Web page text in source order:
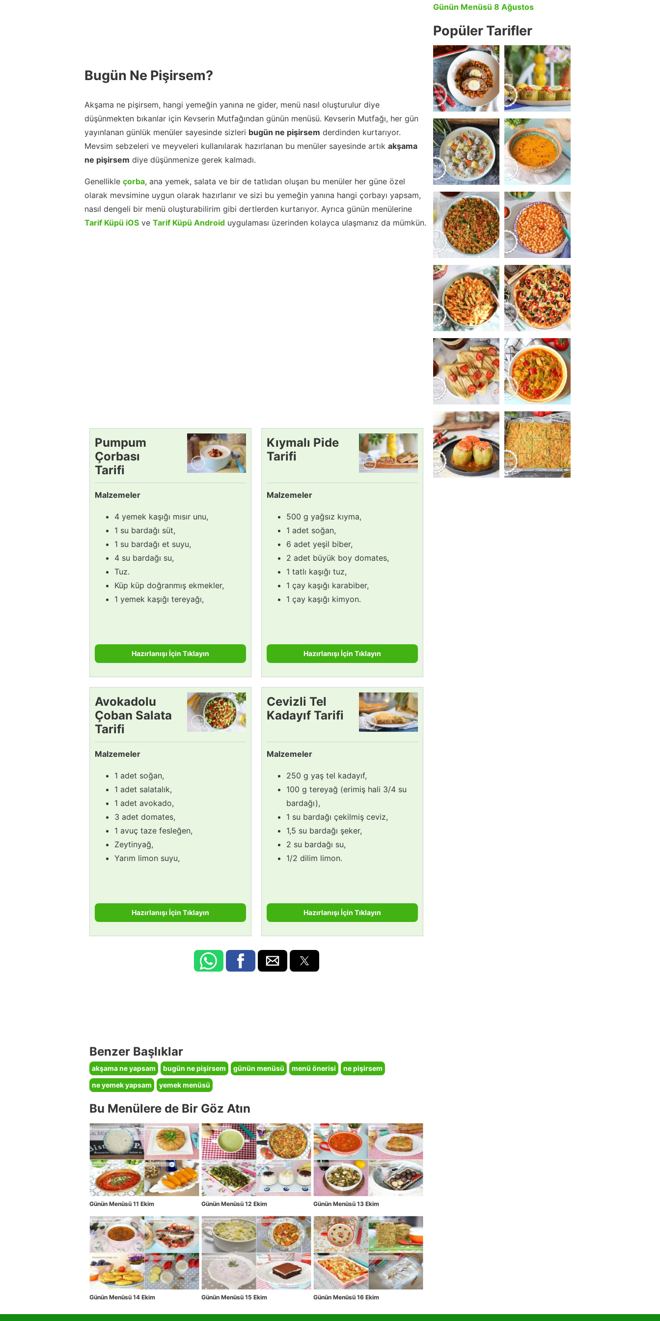
Bugün Ne Pişirsem?
Akşama ne pişirsem, hangi yemeğin yanına ne gider, menü nasıl oluşturulur diye
düşünmekten bıkanlar için Kevserin Mutfağından günün menüsü. Kevserin Mutfağı, her gün
yayınlanan günlük menüler sayesinde sizleri bugün ne pişirsem derdinden kurtarıyor.
Mevsim sebzeleri ve meyveleri kullanılarak hazırlanan bu menüler sayesinde artık akşama
ne pişirsem diye düşünmenize gerek kalmadı.
Genellikle çorba, ana yemek, salata ve bir de tatlıdan oluşan bu menüler her güne özel
olarak mevsimine uygun olarak hazırlanır ve sizi bu yemeğin yanına hangi çorbayı yapsam,
nasıl dengeli bir menü oluşturabilirim gibi dertlerden kurtarıyor. Ayrıca günün menülerine
Tarif Küpü iOS ve Tarif Küpü Android uygulaması üzerinden kolayca ulaşmanız da mümkün.
Pumpum
Çorbası
Tarifi
Malzemeler
4 yemek kaşığı mısır unu,
1 su bardağı süt,
1 su bardağı et suyu,
4 su bardağı su,
Tuz.
Küp küp doğranmış ekmekler,
1 yemek kaşığı tereyağı,
Hazırlanışı İçin Tıklayın
Kıymalı Pide
Tarifi
Malzemeler
500 g yağsız kıyma,
1 adet soğan,
6 adet yeşil biber,
2 adet büyük boy domates,
1 tatlı kaşığı tuz,
1 çay kaşığı karabiber,
1 çay kaşığı kimyon.
Hazırlanışı İçin Tıklayın
Avokadolu
Çoban Salata
Tarifi
Malzemeler
1 adet soğan,
1 adet salatalık,
1 adet avokado,
3 adet domates,
1 avuç taze fesleğen,
Zeytinyağ,
Yarım limon suyu,
Hazırlanışı İçin Tıklayın
Cevizli Tel
Kadayıf Tarifi
Malzemeler
250 g yaş tel kadayıf,
100 g tereyağ (erimiş hali 3/4 su
bardağı),
1 su bardağı çekilmiş ceviz,
1,5 su bardağı şeker,
2 su bardağı su,
1/2 dilim limon.
Hazırlanışı İçin Tıklayın
Benzer Başlıklar
akşama ne yapsam bugün ne pişirsem günün menüsü menü önerisi
ne pişirsem
ne yemek yapsam
yemek menüsü
Bu Menülere de Bir Göz Atın
Günün Menüsü 11 Ekim Günün Menüsü 12 Ekim Günün Menüsü 13 Ekim
Günün Menüsü 14 Ekim Günün Menüsü 15 Ekim Günün Menüsü 16 Ekim
Günün Menüsü 8 Ağustos
Popüler Tarifler